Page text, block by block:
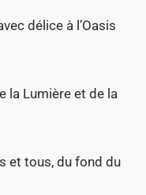
délice à l’Oasis
la Lumière et de la
et tous, du fond du